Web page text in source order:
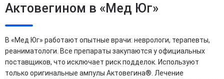
Актовегином в «Мед Юг»
В «Мед Юг» работают опытные врачи: неврологи, терапевты,
реаниматологи. Все препараты закупаются у официальных
поставщиков, что исключает риск подделок. Используют
только оригинальные ампулы Актовегина®. Лечение